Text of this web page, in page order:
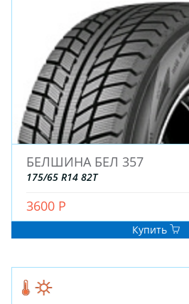
ЛЕТНИЕ
ДЛЯ СПЕЦТЕХНИКИ
БЕЛШИНА БЕЛ 357
175/65 R14 82T
3600 Р
Купить